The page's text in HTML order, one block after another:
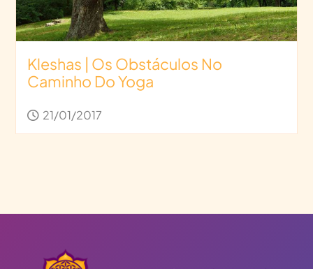
Kleshas | Os Obstáculos No
Caminho Do Yoga
21/01/2017